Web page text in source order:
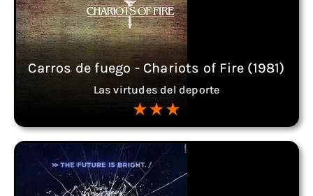
Carros de fuego - Chariots of Fire (1981)
Las virtudes del deporte